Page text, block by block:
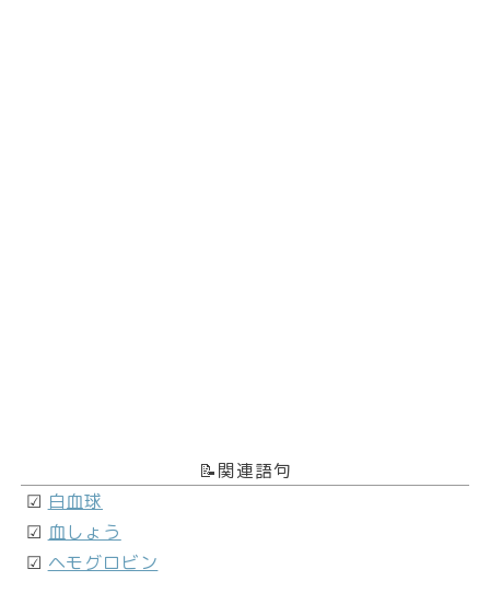
📝関連語句
☑ 白血球
☑ 血しょう
☑ ヘモグロビン